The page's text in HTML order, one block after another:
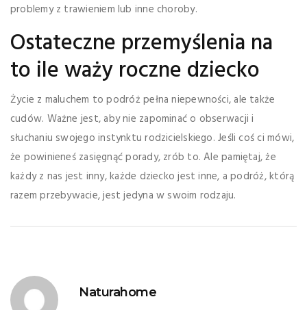
problemy z trawieniem lub inne choroby.
Ostateczne przemyślenia na
to ile waży roczne dziecko
Życie z maluchem to podróż pełna niepewności, ale także
cudów. Ważne jest, aby nie zapominać o obserwacji i
słuchaniu swojego instynktu rodzicielskiego. Jeśli coś ci mówi,
że powinieneś zasięgnąć porady, zrób to. Ale pamiętaj, że
każdy z nas jest inny, każde dziecko jest inne, a podróż, którą
razem przebywacie, jest jedyna w swoim rodzaju.
Naturahome